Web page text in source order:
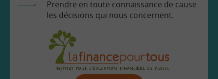
Prendre en toute connaissance de cause
les décisions qui nous concernent.